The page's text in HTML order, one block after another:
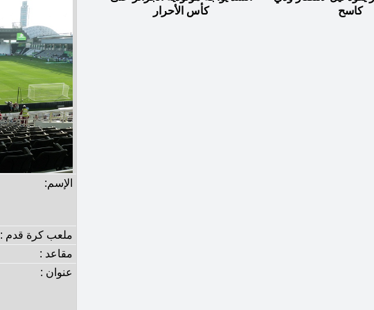
كاسح
كأس الأحرار
الإسم:
ملعب كرة قدم :
مقاعد :
عنوان :